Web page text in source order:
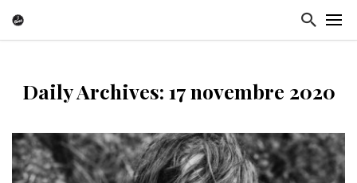
Daily Archives: 17 novembre 2020